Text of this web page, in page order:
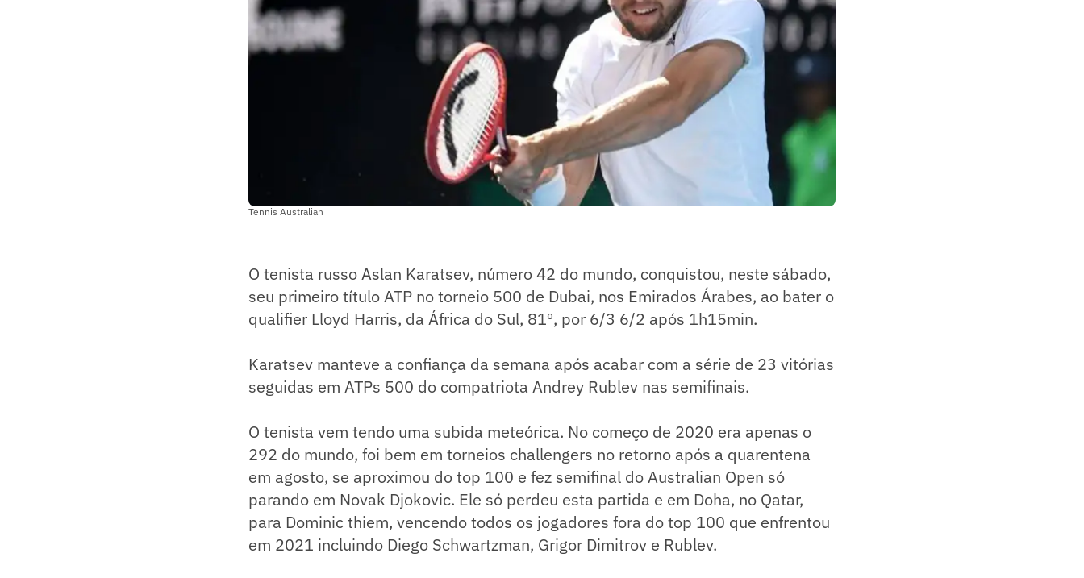
Tennis Australian
O tenista russo Aslan Karatsev, número 42 do mundo, conquistou, neste sábado,
seu primeiro título ATP no torneio 500 de Dubai, nos Emirados Árabes, ao bater o
qualifier Lloyd Harris, da África do Sul, 81º, por 6/3 6/2 após 1h15min.
Karatsev manteve a confiança da semana após acabar com a série de 23 vitórias
seguidas em ATPs 500 do compatriota Andrey Rublev nas semifinais.
O tenista vem tendo uma subida meteórica. No começo de 2020 era apenas o
292 do mundo, foi bem em torneios challengers no retorno após a quarentena
em agosto, se aproximou do top 100 e fez semifinal do Australian Open só
parando em Novak Djokovic. Ele só perdeu esta partida e em Doha, no Qatar,
para Dominic thiem, vencendo todos os jogadores fora do top 100 que enfrentou
em 2021 incluindo Diego Schwartzman, Grigor Dimitrov e Rublev.